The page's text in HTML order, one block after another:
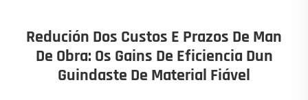
Redución Dos Custos E Prazos De Man
De Obra: Os Gains De Eficiencia Dun
Guindaste De Material Fiável